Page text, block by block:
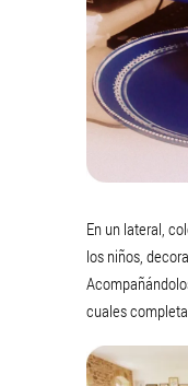
En un lateral,
los niños,
cuales